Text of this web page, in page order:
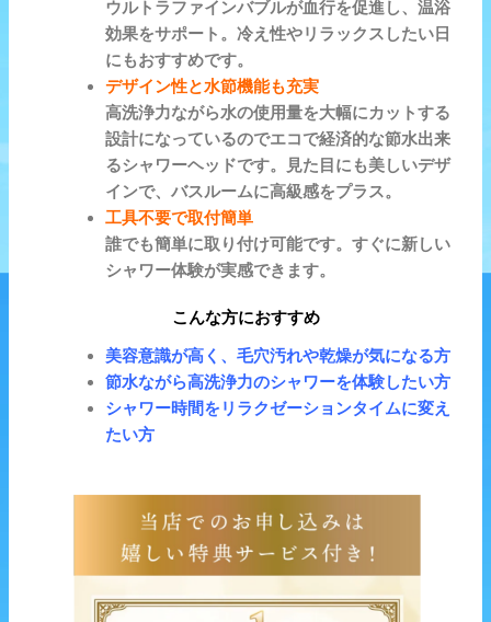
ウルトラファインバブルが血行を促進し、温浴
効果をサポート。冷え性やリラックスしたい日
にもおすすめです。
デザイン性と水節機能も充実
高洗浄力ながら水の使用量を大幅にカットする
設計になっているのでエコで経済的な節水出来
るシャワーヘッドです。見た目にも美しいデザ
インで、バスルームに高級感をプラス。
工具不要で取付簡単
誰でも簡単に取り付け可能です。すぐに新しい
シャワー体験が実感できます。
こんな方におすすめ
美容意識が高く、毛穴汚れや乾燥が気になる方
節水ながら高洗浄力のシャワーを体験したい方
シャワー時間をリラクゼーションタイムに変え
たい方